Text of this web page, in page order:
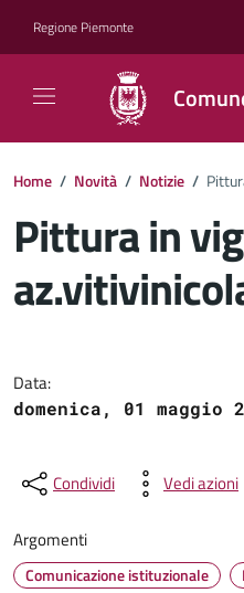
Regione Piemonte
Home / Novità / Notizie /
Pittura in
Data:
domenica, 01 maggio
Condividi Vedi azioni
Argomenti
Comunicazione istituzionale